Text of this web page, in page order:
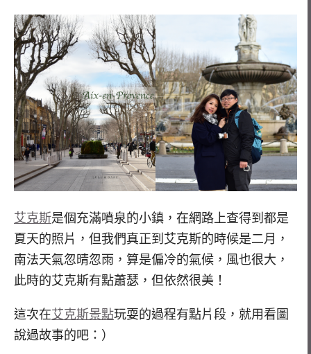
艾克斯是個充滿噴泉的小鎮，在網路上查得到都是
夏天的照片，但我們真正到艾克斯的時候是二月，
南法天氣忽晴忽雨，算是偏冷的氣候，風也很大，
此時的艾克斯有點蕭瑟，但依然很美！
這次在艾克斯景點玩耍的過程有點片段，就用看圖
說過故事的吧：）